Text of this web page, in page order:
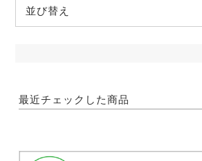
並び替え
最近チェックした商品